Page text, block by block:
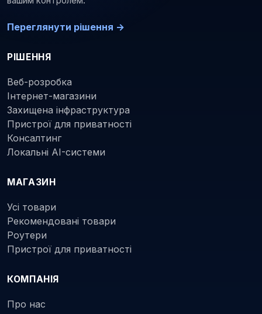
Переглянути рішення →
РІШЕННЯ
Веб-розробка
Інтернет-магазини
Захищена інфраструктура
Пристрої для приватності
Консалтинг
Локальні AI-системи
МАГАЗИН
Усі товари
Рекомендовані товари
Роутери
Пристрої для приватності
КОМПАНІЯ
Про нас